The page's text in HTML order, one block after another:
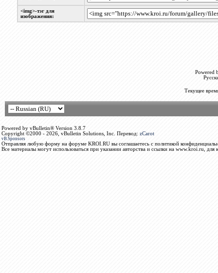
<img>-тэг для
изображения:
Powered
Текущее
Powered by vBulletin® Version 3.8.7
Copyright ©2000 - 2026, vBulletin Solutions, Inc. Перевод: zCarot
vB.Sponsors
Отправляя любую форму на форуме KROI.RU вы соглашаетесь с политикой
Все материалы могут использоваться при указании авторства и ссылки на www.kroi.ru, для